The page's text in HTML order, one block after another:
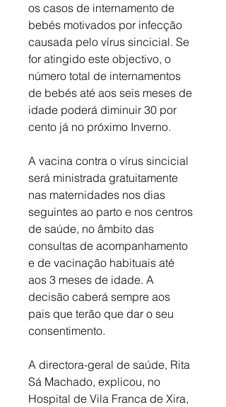
os casos de internamento de
bebés motivados por infecção
causada pelo vírus sincicial. Se
for atingido este objectivo, o
número total de internamentos
de bebés até aos seis meses de
idade poderá diminuir 30 por
cento já no próximo Inverno.
A vacina contra o vírus sincicial
será ministrada gratuitamente
nas maternidades nos dias
seguintes ao parto e nos centros
de saúde, no âmbito das
consultas de acompanhamento
e de vacinação habituais até
aos 3 meses de idade. A
decisão caberá sempre aos
pais que terão que dar o seu
consentimento.
A directora-geral de saúde, Rita
Sá Machado, explicou, no
Hospital de Vila Franca de Xira,